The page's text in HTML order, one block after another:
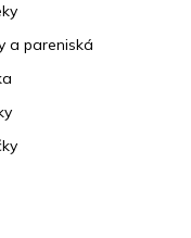
a pareniská